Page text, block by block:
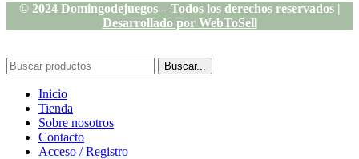
© 2024 Domingodejuegos – Todos los derechos reservados |
Desarrollado por WebToSell
Buscar...
Inicio
Tienda
Sobre nosotros
Contacto
Acceso / Registro